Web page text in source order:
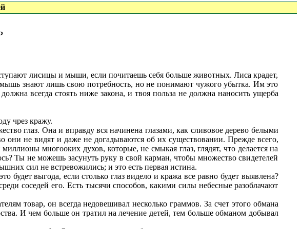
лисицы и мыши, если почитаешь себя больше животных. Лиса крадет,
знают лишь свою потребность, но не понимают чужого убытка. Им это
всегда стоять ниже закона, и твоя польза не должна наносить ущерба
чрез кражу.
глаз. Она и вправду вся начинена глазами, как сливовое дерево белыми
они не видят и даже не догадываются об их существовании. Прежде всего,
многооких духов, которые, не смыкая глаз, глядят, что делается на
Ты не можешь засунуть руку в свой карман, чтобы множество свидетелей
сил не встревожились; и это есть первая истина.
выгода, если столько глаз видело и кража все равно будет выявлена?
соседей его. Есть тысячи способов, какими силы небесные разоблачают
товар, он всегда недовешивал несколько граммов. За счет этого обмана
И чем больше он тратил на лечение детей, тем больше обманом добывал